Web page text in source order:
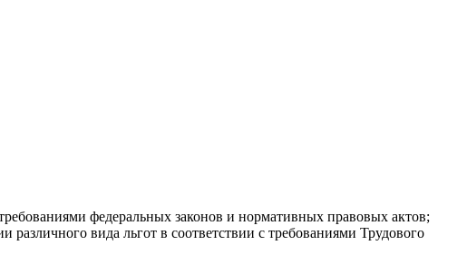
федеральных законов и нормативных правовых актов;
различного вида льгот в соответствии с требованиями Трудового